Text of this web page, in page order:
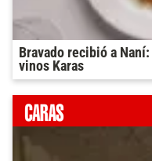
Bravado recibió a
vinos Karas